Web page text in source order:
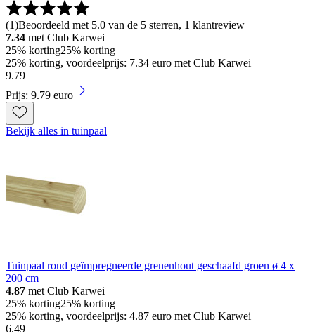
(1)Beoordeeld met 5.0 van de 5 sterren, 1 klantreview
7.34 met Club Karwei
25% korting25% korting
25% korting, voordeelprijs: 7.34 euro met Club Karwei
9.79
Prijs: 9.79 euro
Bekijk alles in tuinpaal
Tuinpaal rond geïmpregneerde grenenhout geschaafd groen ø 4 x
200 cm
4.87 met Club Karwei
25% korting25% korting
25% korting, voordeelprijs: 4.87 euro met Club Karwei
6.49